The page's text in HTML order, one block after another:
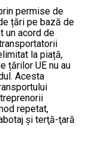
permise de
țări pe bază de
un acord de
la piață,
țărilor UE nu au
Acesta
repetat,
și terţă-ţară